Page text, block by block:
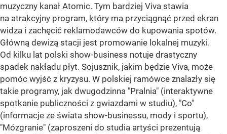
muzyczny kanał Atomic. Tym bardziej Viva stawia
na atrakcyjny program, który ma przyciągnąć przed ekran
widza i zachęcić reklamodawców do kupowania spotów.
Główną dewizą stacji jest promowanie lokalnej muzyki.
Od kilku lat polski show-business notuje drastyczny
spadek nakładu płyt. Sojusznik, jakim będzie Viva, może
pomóc wyjść z kryzysu. W polskiej ramówce znalazły się
takie programy, jak dwugodzinna "Pralnia" (interaktywne
spotkanie publiczności z gwiazdami w studiu), "Co"
(informacje ze świata show-businessu, mody i sportu),
"Mózgranie" (zaproszeni do studia artyści prezentują